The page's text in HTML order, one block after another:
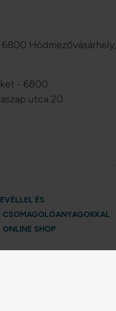
Hódmezővásárhely,
- 6800
utca 20.
ÉS
SHOP